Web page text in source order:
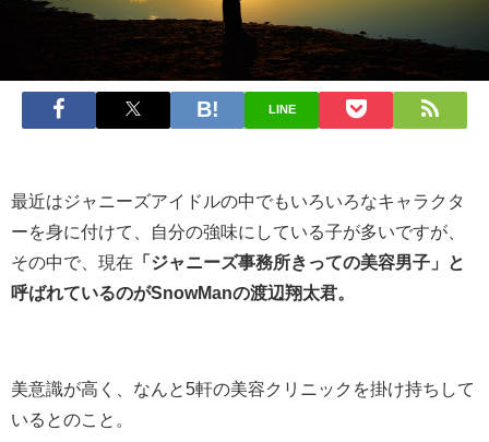
LINE
最近はジャニーズアイドルの中でもいろいろなキャラクタ
ーを身に付けて、自分の強味にしている子が多いですが、
その中で、現在 「ジャニーズ事務所きっての美容男子」と
呼ばれているのがSnowManの渡辺翔太君。
美意識が高く、なんと5軒の美容クリニックを掛け持ちして
いるとのこと。